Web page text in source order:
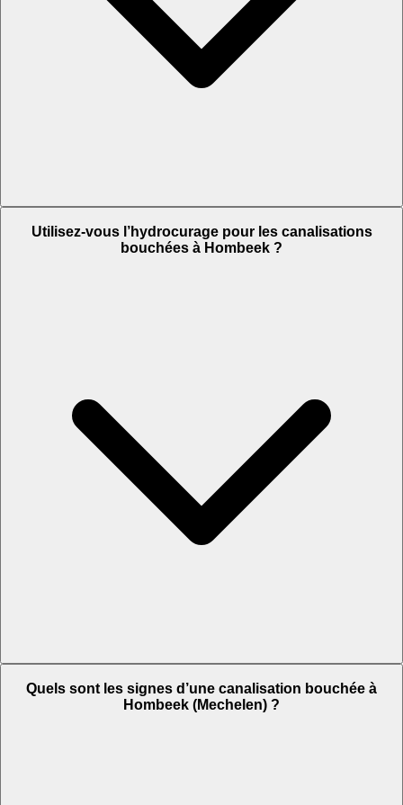
Utilisez-vous l’hydrocurage pour les canalisations
bouchées à Hombeek ?
Quels sont les signes d’une canalisation bouchée à
Hombeek (Mechelen) ?